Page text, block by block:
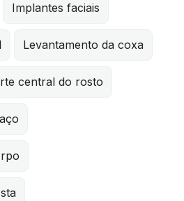
Implantes faciais
Levantamento da coxa
central do rosto